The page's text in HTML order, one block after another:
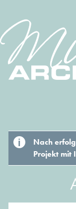
Nach
Projekt mit